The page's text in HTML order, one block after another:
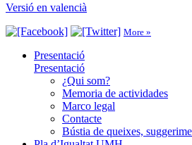
Versió en valencià
More »
Presentació
Presentació
¿Qui som?
Memoria de actividades
Marco legal
Contacte
Bústia de queixes,